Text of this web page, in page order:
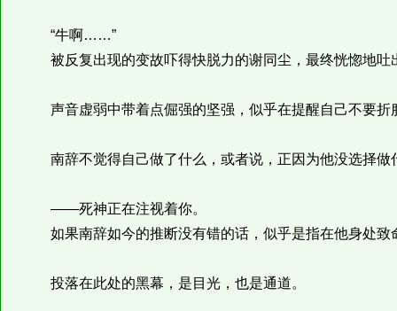
“牛啊……”
被反复出现的变故吓得快脱力的谢同尘，最终恍惚地吐
声音虚弱中带着点倔强的坚强，似乎在提醒自己不要折
南辞不觉得自己做了什么，或者说，正因为他没选择做
——死神正在注视着你。
如果南辞如今的推断没有错的话，似乎是指在他身处致
投落在此处的黑幕，是目光，也是通道。